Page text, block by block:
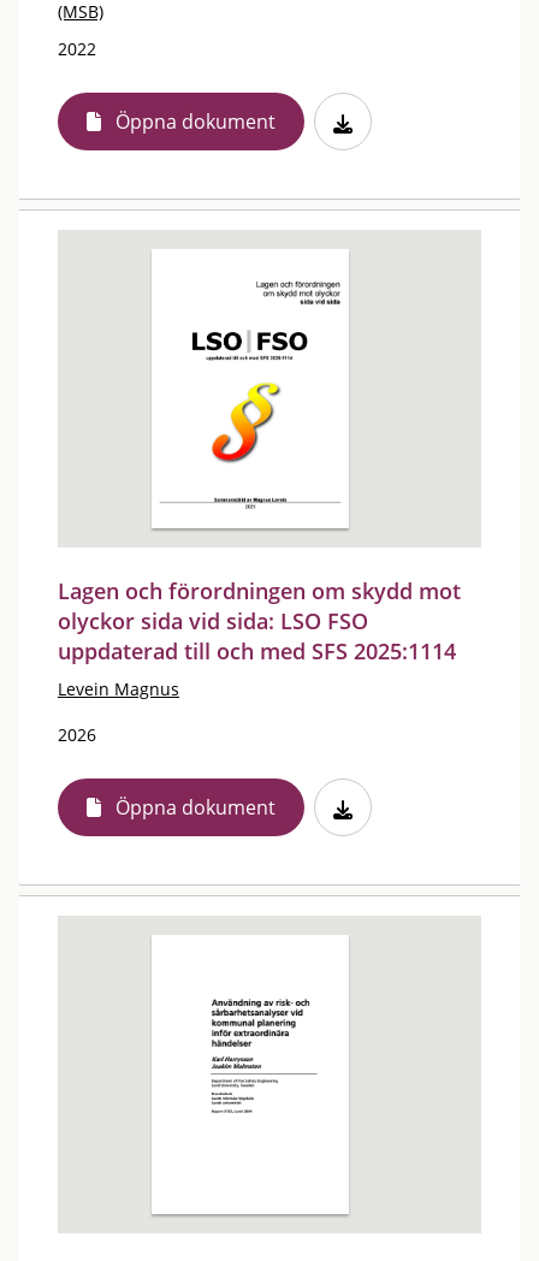
(MSB)
2022
Öppna dokument
Lagen och förordningen om skydd mot
olyckor sida vid sida: LSO FSO
uppdaterad till och med SFS 2025:1114
Levein Magnus
2026
Öppna dokument